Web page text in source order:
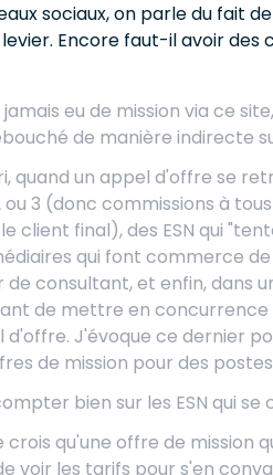
sociaux, on parle du fait
Encore faut-il avoir
jamais eu de mission via ce
de manière indirecte
quand un appel d'offre se
ou 3 (donc commissions à
client final), des ESN qui
qui font commerce
de consultant, et enfin, dans
de mettre en
d'offre. J'évoque ce dernier
de mission pour des
bien sur les ESN qui
crois qu'une offre de mission
voir les tarifs pour s'en